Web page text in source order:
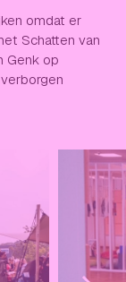
omdat er
Schatten van
Genk op